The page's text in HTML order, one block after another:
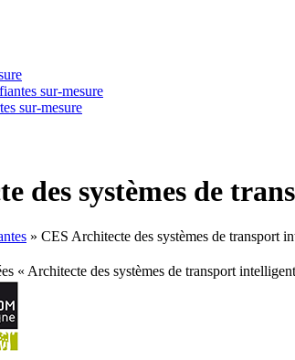
sur-mesure
sur-mesure
des systèmes de
» CES Architecte des systèmes de transport
« Architecte des systèmes de transport